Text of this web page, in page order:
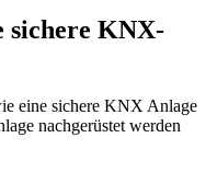
sichere KNX-
eine sichere KNX Anlage
nachgerüstet werden